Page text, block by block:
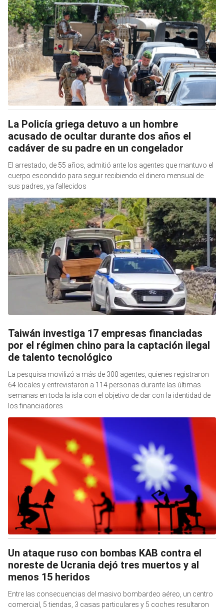
La Policía griega detuvo a un hombre
acusado de ocultar durante dos años el
cadáver de su padre en un congelador
El arrestado, de 55 años, admitió ante los agentes que mantuvo el
cuerpo escondido para seguir recibiendo el dinero mensual de
sus padres, ya fallecidos
Taiwán investiga 17 empresas financiadas
por el régimen chino para la captación ilegal
de talento tecnológico
La pesquisa movilizó a más de 300 agentes, quienes registraron
64 locales y entrevistaron a 114 personas durante las últimas
semanas en toda la isla con el objetivo de dar con la identidad de
los financiadores
Un ataque ruso con bombas KAB contra el
noreste de Ucrania dejó tres muertos y al
menos 15 heridos
Entre las consecuencias del masivo bombardeo aéreo, un centro
comercial, 5 tiendas, 3 casas particulares y 5 coches resultaron